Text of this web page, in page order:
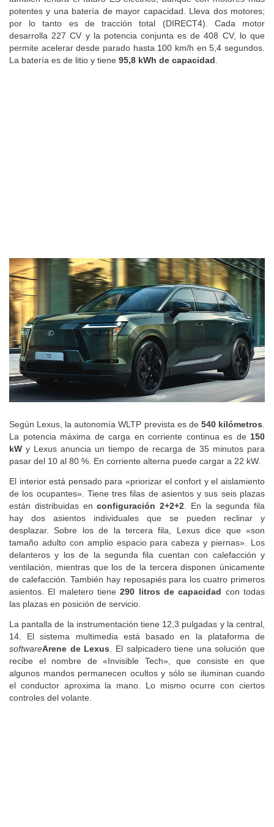
potentes y una batería de mayor capacidad. Lleva dos motores;
por lo tanto es de tracción total (DIRECT4). Cada motor
desarrolla 227 CV y la potencia conjunta es de 408 CV, lo que
permite acelerar desde parado hasta 100 km/h en 5,4 segundos.
La batería es de litio y tiene 95,8 kWh de capacidad.
Según Lexus, la autonomía WLTP prevista es de540 kilómetros.
La potencia máxima de carga en corriente continua es de 150
kW y Lexus anuncia un tiempo de recarga de 35 minutos para
pasar del 10 al 80 %. En corriente alterna puede cargar a 22 kW.
El interior está pensado para «priorizar el confort y el aislamiento
de los ocupantes». Tiene tres filas de asientos y sus seis plazas
están distribuidas enconfiguración 2+2+2. En la segunda fila
hay dos asientos individuales que se pueden reclinar y
desplazar. Sobre los de la tercera fila, Lexus dice que «son
tamaño adulto con amplio espacio para cabeza y piernas». Los
delanteros y los de la segunda fila cuentan con calefacción y
ventilación, mientras que los de la tercera disponen únicamente
de calefacción. También hay reposapiés para los cuatro primeros
asientos. El maletero tiene290 litros de capacidad con todas
las plazas en posición de servicio.
La pantalla de la instrumentación tiene 12,3 pulgadas y la central,
14. El sistema multimedia está basado en la plataforma de
softwareArene de Lexus. El salpicadero tiene una solución que
recibe el nombre de «Invisible Tech», que consiste en que
algunos mandos permanecen ocultos y sólo se iluminan cuando
el conductor aproxima la mano. Lo mismo ocurre con ciertos
controles del volante.